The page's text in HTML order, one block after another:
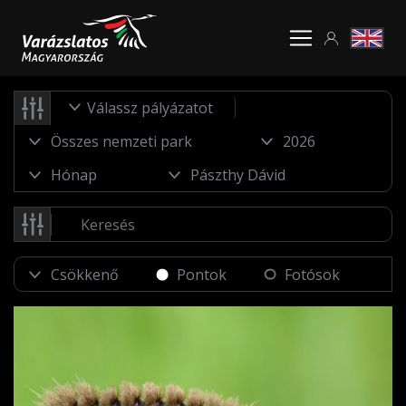
Válassz pályázatot
Pontok Fotósok